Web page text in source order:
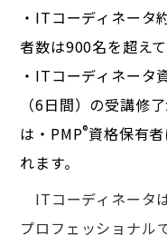
・ITコーディネータ
者数は900名を超えて
・ITコーディネータ
（6日間）の受講修
は・PMP®資格保有
れます。
ITコーディネータ
プロフェッショナル